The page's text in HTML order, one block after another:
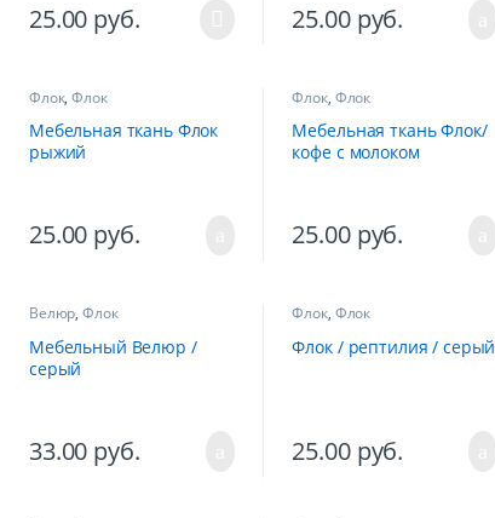
25.00 руб. 25.00 руб.
Флок,Флок
Мебельная ткань Флок
рыжий
25.00 руб.
Флок, Флок
Мебельная ткань Флок/
кофе с молоком
25.00 руб.
Велюр,Флок
Мебельный Велюр /
серый
33.00 руб.
Флок, Флок
Флок / рептилия / серый
25.00 руб.